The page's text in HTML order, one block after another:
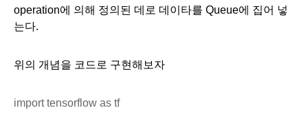
operation에 의해 정의된 데로 데이타를 Queue에 집어 넣
는다.
위의 개념을 코드로 구현해보자
import tensorflow as tf